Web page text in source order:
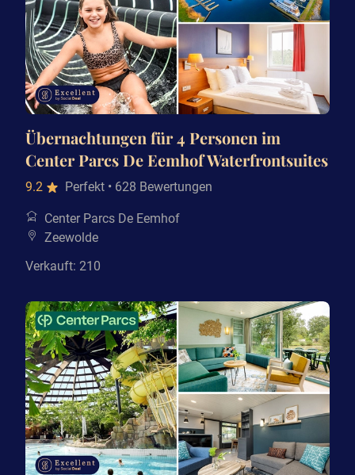
Übernachtungen für 4 Personen im
Center Parcs De Eemhof Waterfrontsuites
9.2 Perfekt • 628 Bewertungen
Center Parcs De Eemhof
Zeewolde
Verkauft: 210